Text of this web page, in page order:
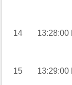
14 13:28:00
15 13:29:00